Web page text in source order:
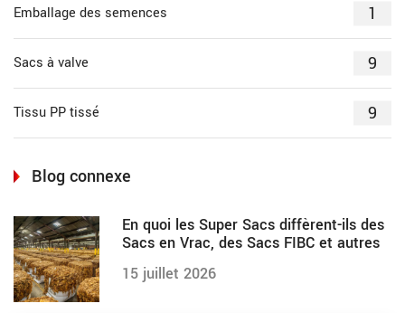
Emballage des semences 1
Sacs à valve 9
Tissu PP tissé 9
Blog connexe
En quoi les Super Sacs diffèrent-ils des
Sacs en Vrac, des Sacs FIBC et autres
15 juillet 2026